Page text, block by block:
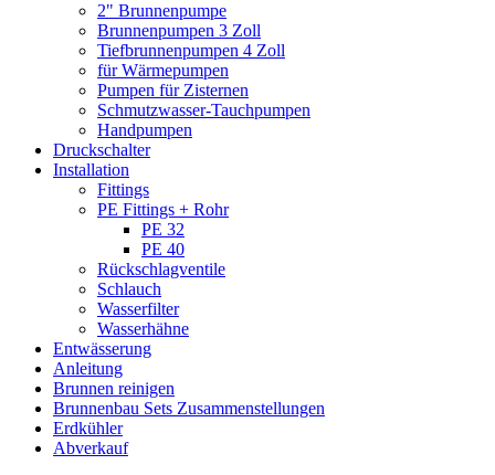
2" Brunnenpumpe
Brunnenpumpen 3 Zoll
Tiefbrunnenpumpen 4 Zoll
für Wärmepumpen
Pumpen für Zisternen
Schmutzwasser-Tauchpumpen
Handpumpen
Druckschalter
Installation
Fittings
PE Fittings + Rohr
PE 32
PE 40
Rückschlagventile
Schlauch
Wasserfilter
Wasserhähne
Entwässerung
Anleitung
Brunnen reinigen
Brunnenbau Sets Zusammenstellungen
Erdkühler
Abverkauf